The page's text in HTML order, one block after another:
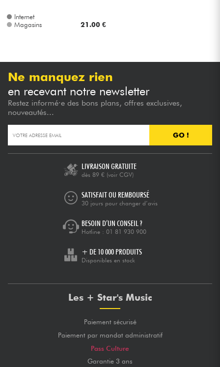
Internet
Magasins
21.00 €
Ne manquez rien
en recevant notre newsletter
Restez informé·e des bons plans, offres exclusives,
nouveautés...
GO !
LIVRAISON GRATUITE
dès 89 € (voir CGV)
SATISFAIT OU REMBOURSÉ
30 jours pour changer d’avis
BESOIN D’UN CONSEIL ?
Hotline : 01 81 930 900
+ DE 10 000 PRODUITS
Disponibles en stock
Les + Star's Music
Paiement sécurisé
Paiement par mandat administratif
Pass Culture
Garantie 3 ans